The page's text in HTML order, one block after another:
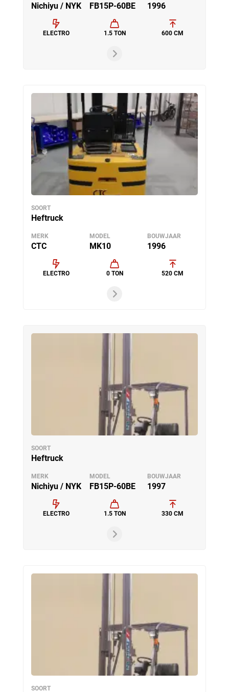
Nichiyu / NYK FB15P-60BE 1996
ELECTRO 1.5 TON 600 CM
SOORT
Heftruck
MERK
CTC
MODEL
MK10
BOUWJAAR
1996
ELECTRO 0 TON 520 CM
SOORT
Heftruck
MERK
Nichiyu / NYK
MODEL
FB15P-60BE
BOUWJAAR
1997
ELECTRO 1.5 TON 330 CM
SOORT